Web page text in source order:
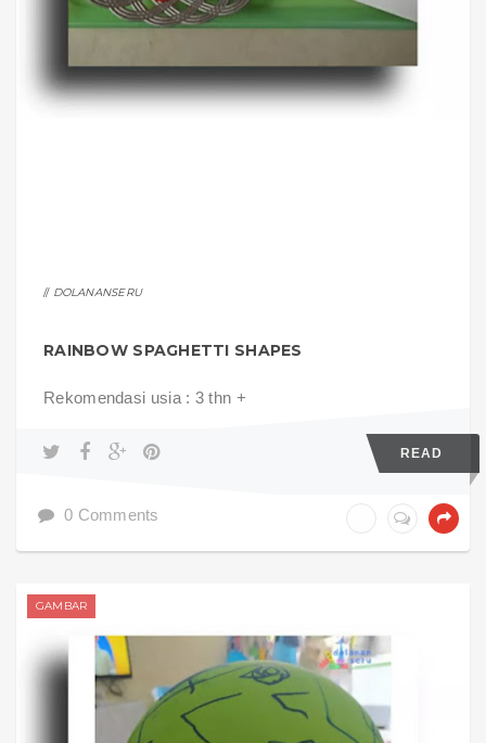
DOLANANSERU
RAINBOW SPAGHETTI SHAPES
Rekomendasi usia : 3 thn +
READ
0 Comments
GAMBAR